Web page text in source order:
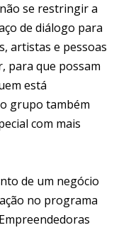
se restringir a
de diálogo para
artistas e pessoas
para que possam
está
grupo também
com mais
de um negócio
no programa